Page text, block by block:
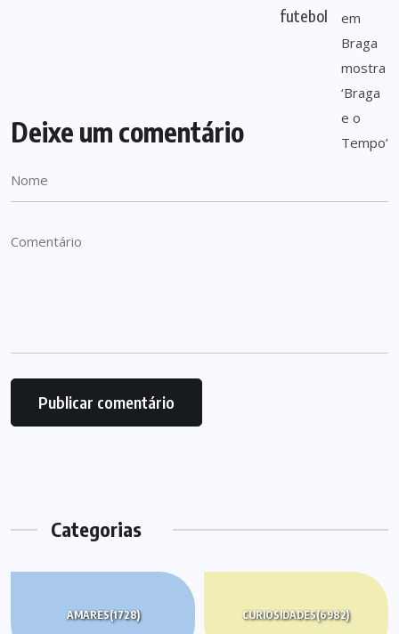
futebol
Deixe um comentário
Categorias
AMARES(1728) CURIOSIDADES(6982)